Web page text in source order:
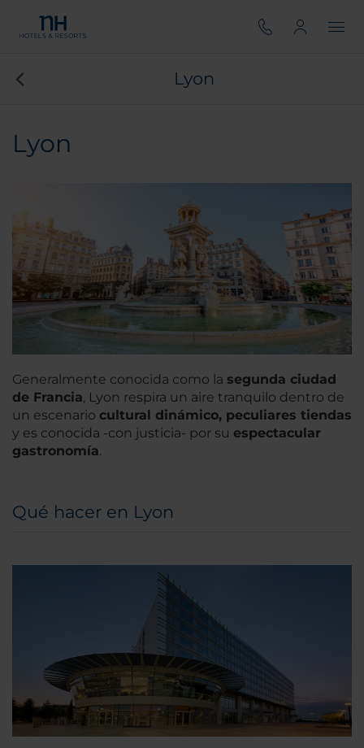
Lyon
Lyon
Generalmente conocida como la segunda ciudad
de Francia, Lyon respira un aire tranquilo dentro de
un escenario cultural dinámico, peculiares tiendas
y es conocida -con justicia- por su espectacular
gastronomía.
Qué hacer en Lyon